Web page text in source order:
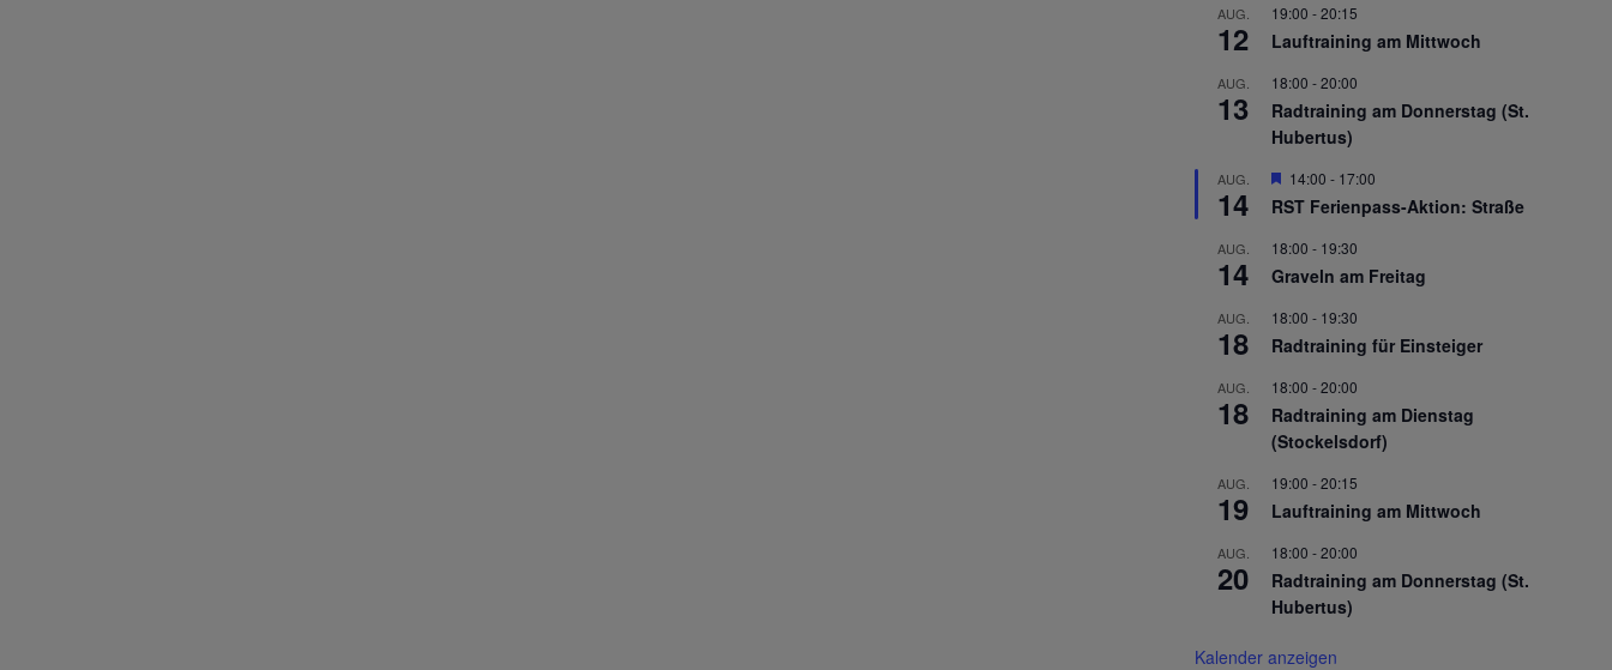
AUG.
12
19:00 -20:15
Lauftraining am Mittwoch
AUG.
13
18:00 -20:00
Radtraining am Donnerstag (St.
Hubertus)
AUG.
14
Hervorgehoben
14:00 - 17:00
RST Ferienpass-Aktion: Straße
AUG.
14
18:00 - 19:30
Graveln am Freitag
AUG.
18
18:00 - 19:30
Radtraining für Einsteiger
AUG.
18
18:00 -20:00
Radtraining am Dienstag
(Stockelsdorf)
AUG.
19
19:00 -20:15
Lauftraining am Mittwoch
AUG.
20
18:00 -20:00
Radtraining am Donnerstag (St.
Hubertus)
Kalender anzeigen